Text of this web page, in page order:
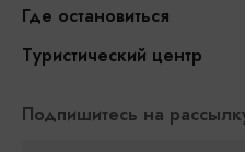
Где остановиться
Туристический центр
Подпишитесь на